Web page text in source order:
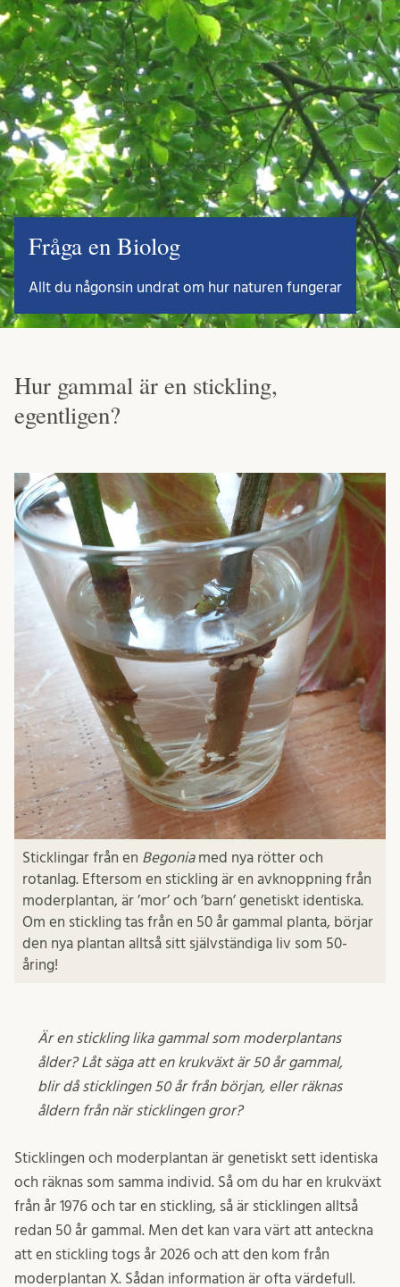
Fråga en Biolog
Allt du någonsin undrat om hur naturen fungerar
Hur gammal är en stickling,
egentligen?
Sticklingar från en Begonia med nya rötter och
rotanlag. Eftersom en stickling är en avknoppning från
moderplantan, är ’mor’ och ’barn’ genetiskt identiska.
Om en stickling tas från en 50 år gammal planta, börjar
den nya plantan alltså sitt självständiga liv som 50-
åring!
Är en stickling lika gammal som moderplantans
ålder? Låt säga att en krukväxt är 50 år gammal,
blir då sticklingen 50 år från början, eller räknas
åldern från när sticklingen gror?
Sticklingen och moderplantan är genetiskt sett identiska
och räknas som samma individ. Så om du har en krukväxt
från år 1976 och tar en stickling, så är sticklingen alltså
redan 50 år gammal. Men det kan vara värt att anteckna
att en stickling togs år 2026 och att den kom från
moderplantan X. Sådan information är ofta värdefull.